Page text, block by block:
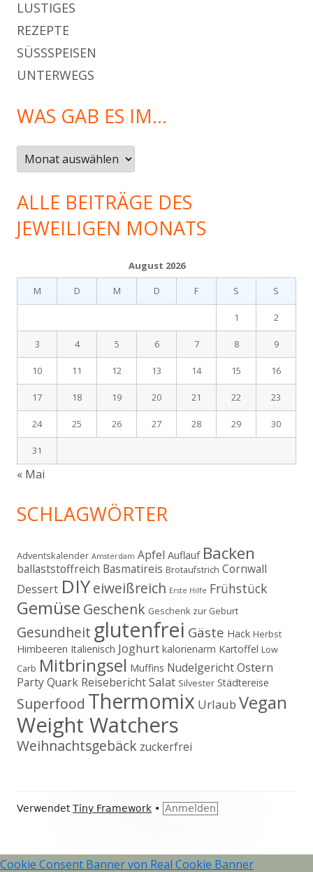
LUSTIGES
REZEPTE
SÜSSSPEISEN
UNTERWEGS
WAS GAB ES IM…
Was
gab
es
im…
ALLE BEITRÄGE DES
JEWEILIGEN MONATS
August 2026
M
D M D F S S
1 2
3 4 5 6 7 8 9
10 11 12 13 14 15 16
17 18 19 20 21 22 23
24 25 26 27 28 29 30
31
« Mai
SCHLAGWÖRTER
Adventskalender Amsterdam Apfel Auflauf Backen
ballaststoffreich Basmatireis Brotaufstrich Cornwall
Dessert DIYeiweißreich Erste Hilfe Frühstück
Gemüse Geschenk Geschenk zur Geburt
Gesundheit glutenfrei Gäste Hack Herbst
Himbeeren Italienisch Joghurt kalorienarm Kartoffel Low
Carb Mitbringsel Muffins NudelgerichtOstern
PartyQuark ReiseberichtSalat Silvester Städtereise
Superfood Thermomix Urlaub Vegan
Weight Watchers
Weihnachtsgebäck zuckerfrei
Footer
VerwendetTiny Framework • Anmelden
Cookie Consent Banner von Real Cookie Banner